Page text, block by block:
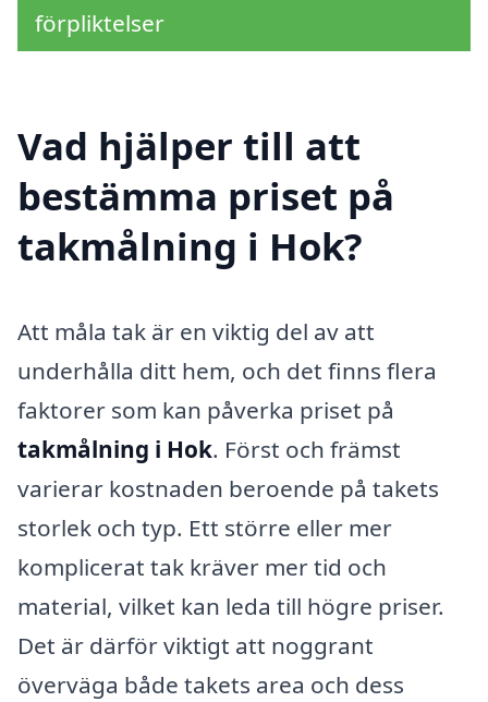
förpliktelser
Vad hjälper till att
bestämma priset på
takmålning i Hok?
Att måla tak är en viktig del av att
underhålla ditt hem, och det finns flera
faktorer som kan påverka priset på
takmålning i Hok. Först och främst
varierar kostnaden beroende på takets
storlek och typ. Ett större eller mer
komplicerat tak kräver mer tid och
material, vilket kan leda till högre priser.
Det är därför viktigt att noggrant
överväga både takets area och dess